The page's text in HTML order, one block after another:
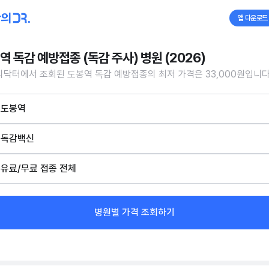
앱 다운로드
독감 예방접종 (독감 주사) 병원 (2026)
닥터에서 조회된 도봉역 독감 예방접종의 최저 가격은 33,000원입니
도봉역
독감백신
유료/무료 접종 전체
병원별 가격 조회하기